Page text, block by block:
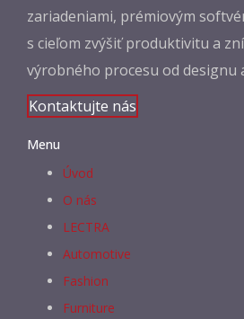
zariadeniami, prémiovým
s cieľom zvýšiť produktivitu a
výrobného procesu od designu
Kontaktujte nás
Menu
Úvod
O nás
LECTRA
Automotive
Fashion
Furniture